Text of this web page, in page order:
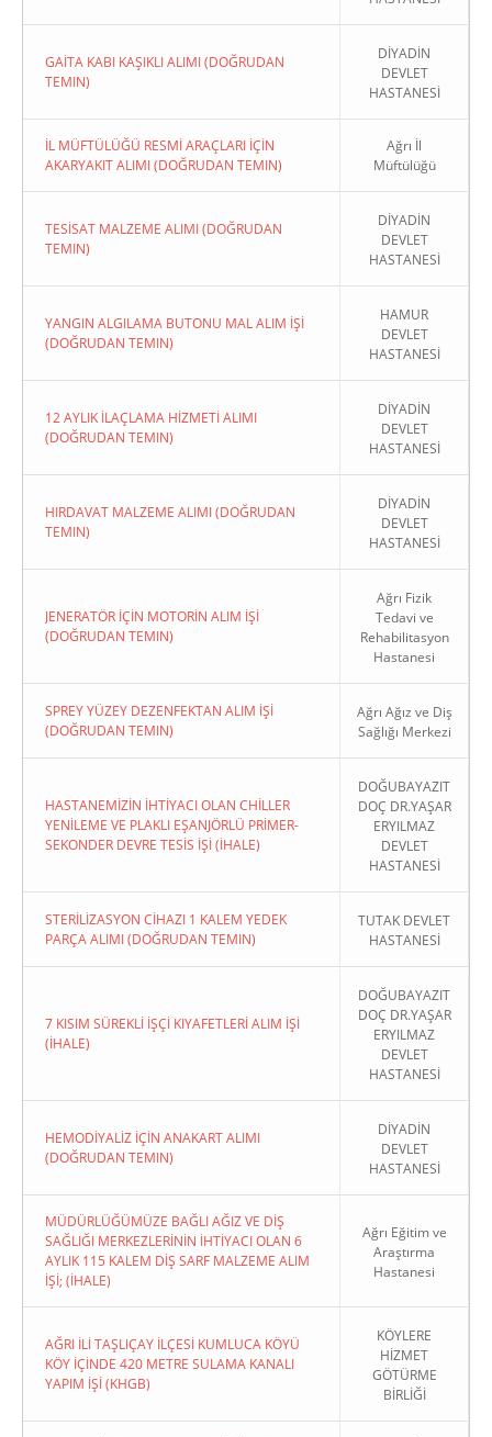
GAİTA KABI KAŞIKLI ALIMI (DOĞRUDAN
TEMIN)
DİYADİN
DEVLET
HASTANESİ
İL MÜFTÜLÜĞÜ RESMİ ARAÇLARI İÇİN
AKARYAKIT ALIMI (DOĞRUDAN TEMIN)
Ağrı İl
Müftülüğü
TESİSAT MALZEME ALIMI (DOĞRUDAN
TEMIN)
DİYADİN
DEVLET
HASTANESİ
YANGIN ALGILAMA BUTONU MAL ALIM İŞİ
(DOĞRUDAN TEMIN)
HAMUR
DEVLET
HASTANESİ
12 AYLIK İLAÇLAMA HİZMETİ ALIMI
(DOĞRUDAN TEMIN)
DİYADİN
DEVLET
HASTANESİ
HIRDAVAT MALZEME ALIMI (DOĞRUDAN
TEMIN)
DİYADİN
DEVLET
HASTANESİ
JENERATÖR İÇİN MOTORİN ALIM İŞİ
(DOĞRUDAN TEMIN)
Ağrı Fizik
Tedavi ve
Rehabilitasyon
Hastanesi
SPREY YÜZEY DEZENFEKTAN ALIM İŞİ
(DOĞRUDAN TEMIN)
Ağrı Ağız ve Diş
Sağlığı Merkezi
HASTANEMİZİN İHTİYACI OLAN CHİLLER
YENİLEME VE PLAKLI EŞANJÖRLÜ PRİMER-
SEKONDER DEVRE TESİS İŞİ (İHALE)
DOĞUBAYAZIT
DOÇ DR.YAŞAR
ERYILMAZ
DEVLET
HASTANESİ
STERİLİZASYON CİHAZI 1 KALEM YEDEK
PARÇA ALIMI (DOĞRUDAN TEMIN)
TUTAK DEVLET
HASTANESİ
7 KISIM SÜREKLİ İŞÇİ KIYAFETLERİ ALIM İŞİ
(İHALE)
DOĞUBAYAZIT
DOÇ DR.YAŞAR
ERYILMAZ
DEVLET
HASTANESİ
HEMODİYALİZ İÇİN ANAKART ALIMI
(DOĞRUDAN TEMIN)
DİYADİN
DEVLET
HASTANESİ
MÜDÜRLÜĞÜMÜZE BAĞLI AĞIZ VE DİŞ
SAĞLIĞI MERKEZLERİNİN İHTİYACI OLAN 6
AYLIK 115 KALEM DİŞ SARF MALZEME ALIM
İŞİ; (İHALE)
Ağrı Eğitim ve
Araştırma
Hastanesi
AĞRI İLİ TAŞLIÇAY İLÇESİ KUMLUCA KÖYÜ
KÖY İÇİNDE 420 METRE SULAMA KANALI
YAPIM İŞİ (KHGB)
KÖYLERE
HİZMET
GÖTÜRME
BİRLİĞİ